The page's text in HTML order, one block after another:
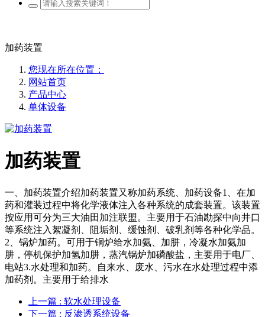
加药装置
您现在所在位置：
网站首页
产品中心
单体设备
加药装置
一、加药装置介绍加药装置又称加药系统、加药设备1、在加
药和灌装过程中将化学液体注入各种系统的成套装置。该装置
按应用可分为三大油田加注联盟。主要用于石油勘探中向井口
等系统注入絮凝剂、阻垢剂、缓蚀剂、破乳剂等各种化学品。
2、锅炉加药。可用于铜炉给水加氨、加肼，冷凝水加氨加
肼，停机保护加氢加肼，蒸汽锅炉加磷酸盐，主要用于电厂、
电站3.水处理和加药。自来水、废水、污水在水处理过程中添
加药剂。主要用于给排水
上一篇 : 软水处理设备
下一篇 : 反渗透系统设备